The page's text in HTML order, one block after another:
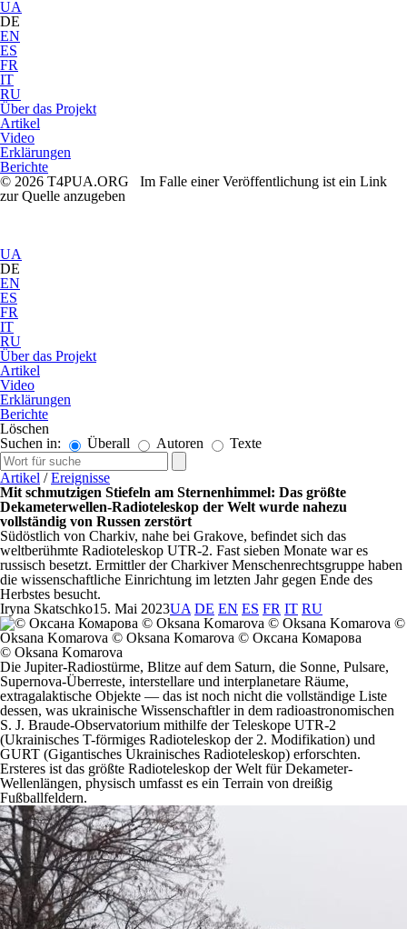
UA
DE
EN
ES
FR
IT
RU
Über das Projekt
Artikel
Video
Erklärungen
Berichte
© 2026 T4PUA.ORG Im Falle einer Veröffentlichung ist ein Link
zur Quelle anzugeben
UA
DE
EN
ES
FR
IT
RU
Über das Projekt
Artikel
Video
Erklärungen
Berichte
Löschen
Suchen in:
Überall Autoren Texte
Artikel /Ereignisse
Mit schmutzigen Stiefeln am Sternenhimmel: Das größte
Dekameterwellen-Radioteleskop der Welt wurde nahezu
vollständig von Russen zerstört
Südöstlich von Charkiv, nahe bei Grakove, befindet sich das
weltberühmte Radioteleskop UTR-2. Fast sieben Monate war es
russisch besetzt. Ermittler der Charkiver Menschenrechtsgruppe haben
die wissenschaftliche Einrichtung im letzten Jahr gegen Ende des
Herbstes besucht.
Iryna Skatschko15. Mai 2023UA DE EN ES FR IT RU
© Oksana Komarova
Die Jupiter-Radiostürme, Blitze auf dem Saturn, die Sonne, Pulsare,
Supernova-Überreste, interstellare und interplanetare Räume,
extragalaktische Objekte — das ist noch nicht die vollständige Liste
dessen, was ukrainische Wissenschaftler in dem radioastronomischen
S. J. Braude-Observatorium mithilfe der Teleskope UTR-2
(Ukrainisches T-förmiges Radioteleskop der 2. Modifikation) und
GURT (Gigantisches Ukrainisches Radioteleskop) erforschten.
Ersteres ist das größte Radioteleskop der Welt für Dekameter-
Wellenlängen, physisch umfasst es ein Terrain von dreißig
Fußballfeldern.